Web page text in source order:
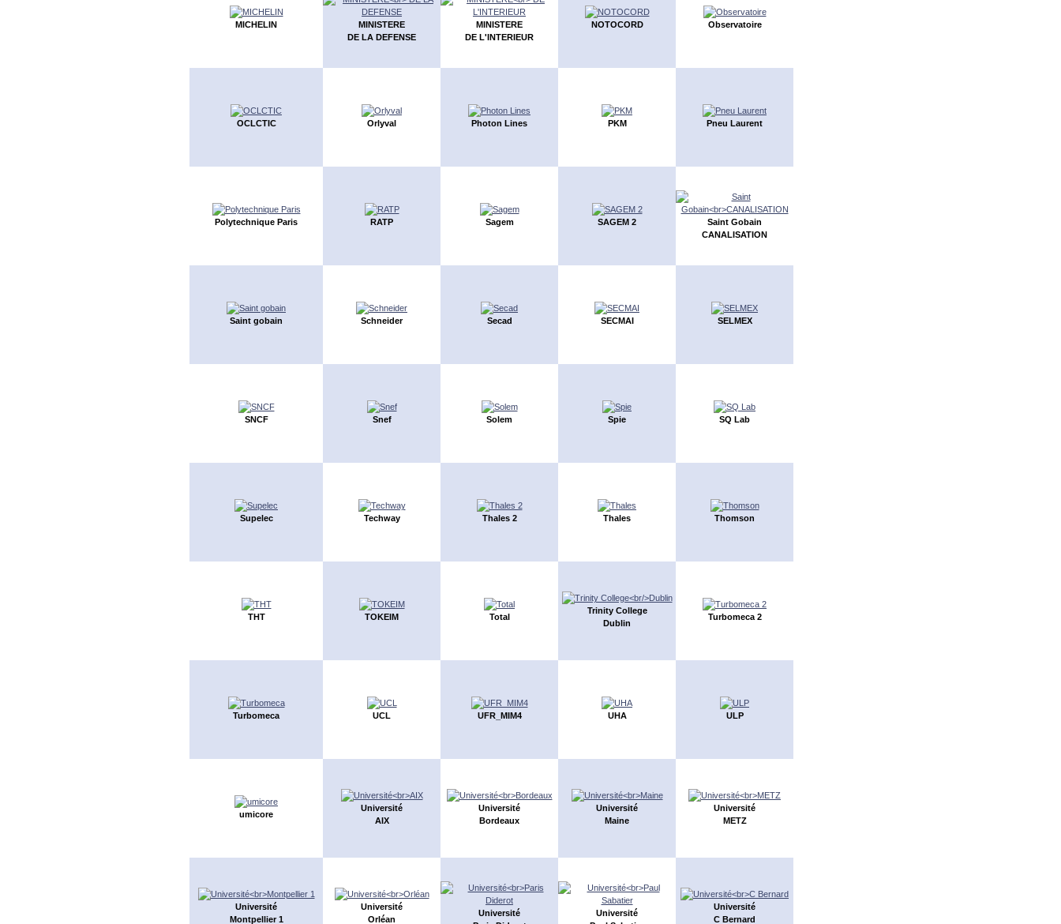
MICHELIN
MINISTERE
DE LA DEFENSE
MINISTERE
DE L'INTERIEUR
NOTOCORD Observatoire
OCLCTIC Orlyval Photon Lines PKM Pneu Laurent
Polytechnique Paris RATP Sagem SAGEM 2
Saint Gobain
CANALISATION
Saint gobain Schneider Secad SECMAI SELMEX
SNCF Snef Solem Spie SQ Lab
Supelec Techway Thales 2 Thales Thomson
THT TOKEIM Total
Trinity College
Dublin
Turbomeca 2
Turbomeca UCL UFR_MIM4 UHA ULP
umicore
Université
AIX
Université
Bordeaux
Université
Maine
Université
METZ
Université
Montpellier 1
Université
Orléan
Université
Université
Université
C Bernard